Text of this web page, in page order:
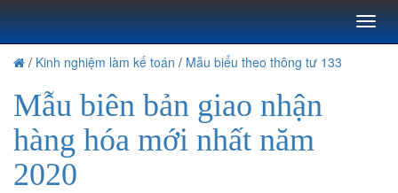
Toggle
/ Kinh nghiệm làm kế toán / Mẫu biểu theo thông tư 133
Mẫu biên bản giao nhận
hàng hóa mới nhất năm
2020